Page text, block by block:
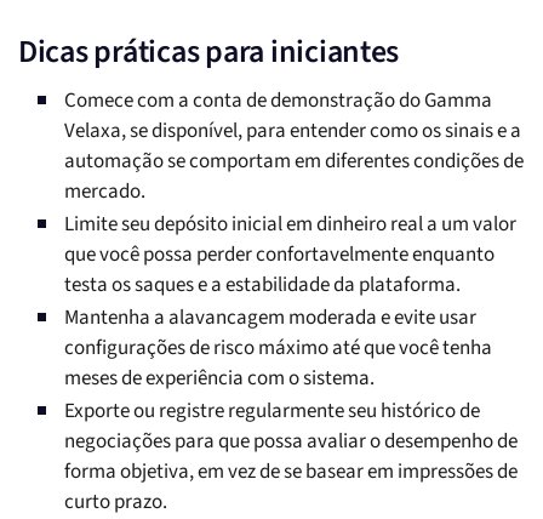
Dicas práticas para iniciantes
Comece com a conta de demonstração do Gamma
Velaxa, se disponível, para entender como os sinais e a
automação se comportam em diferentes condições de
mercado.
Limite seu depósito inicial em dinheiro real a um valor
que você possa perder confortavelmente enquanto
testa os saques e a estabilidade da plataforma.
Mantenha a alavancagem moderada e evite usar
configurações de risco máximo até que você tenha
meses de experiência com o sistema.
Exporte ou registre regularmente seu histórico de
negociações para que possa avaliar o desempenho de
forma objetiva, em vez de se basear em impressões de
curto prazo.